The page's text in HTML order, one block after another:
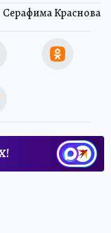
Серафима Краснова